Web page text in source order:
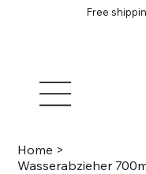
Free
Home >